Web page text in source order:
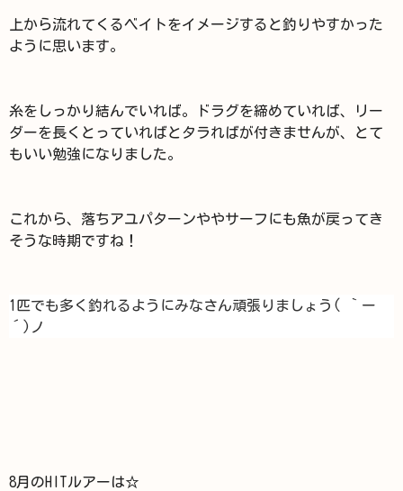
上から流れてくるベイトをイメージすると釣りやすかった
ように思います。
糸をしっかり結んでいれば。ドラグを締めていれば、リー
ダーを長くとっていればとタラればが付きませんが、とて
もいい勉強になりました。
これから、落ちアユパターンややサーフにも魚が戻ってき
そうな時期ですね！
1匹でも多く釣れるようにみなさん頑張りましょう( ｀ー
´)ノ
8月のHITルアーは☆